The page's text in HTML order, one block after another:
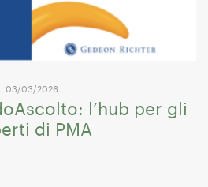
03/03/2026
l’hub per gli
di PMA